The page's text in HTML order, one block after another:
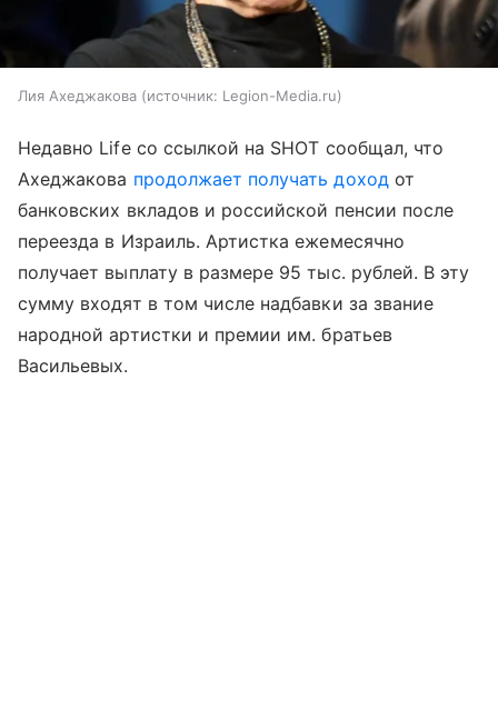
Лия Ахеджакова источник: Legion-Media.ru
Недавно Life со ссылкой на SHOT сообщал, что
Ахеджакова продолжает получать доходот
банковских вкладов и российской пенсии после
переезда в Израиль. Артистка ежемесячно
получает выплату в размере 95 тыс. рублей. В эту
сумму входят в том числе надбавки за звание
народной артистки и премии им. братьев
Васильевых.